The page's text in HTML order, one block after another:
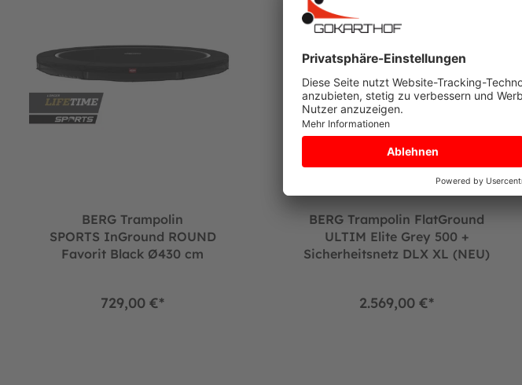
BERG Trampolin
SPORTS InGround ROUND
Favorit Black Ø430 cm
729,00 €*
BERG Trampolin FlatGround
ULTIM Elite Grey 500 +
Sicherheitsnetz DLX XL (NEU)
2.569,00 €*